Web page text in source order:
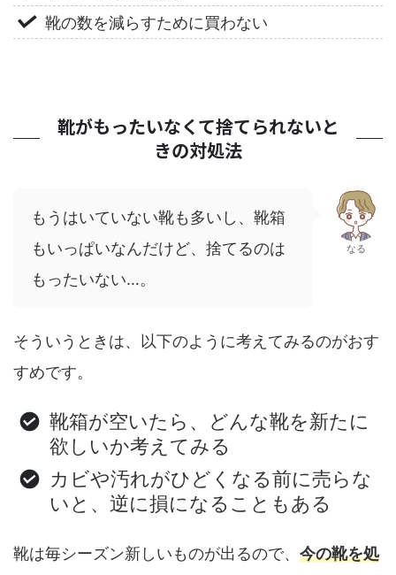
靴の数を減らすために買わない
靴がもったいなくて捨てられないと
きの対処法
もうはいていない靴も多いし、靴箱
もいっぱいなんだけど、捨てるのは
もったいない…。
なる
そういうときは、以下のように考えてみるのがおす
すめです。
靴箱が空いたら、どんな靴を新たに
欲しいか考えてみる
カビや汚れがひどくなる前に売らな
いと、逆に損になることもある
靴は毎シーズン新しいものが出るので、 今の靴を処